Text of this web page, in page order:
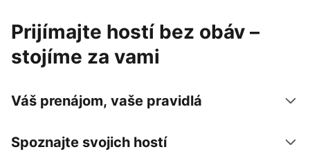
Prijímajte hostí bez obáv –
stojíme za vami
Váš prenájom, vaše pravidlá
Spoznajte svojich hostí